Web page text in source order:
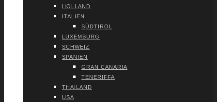
HOL­LAND
ITA­LI­EN
SÜD­TI­ROL
LUXEM­BURG
SCHWEIZ
SPA­NI­EN
GRAN CANA­RIA
TENE­RIF­FA
THAI­LAND
USA